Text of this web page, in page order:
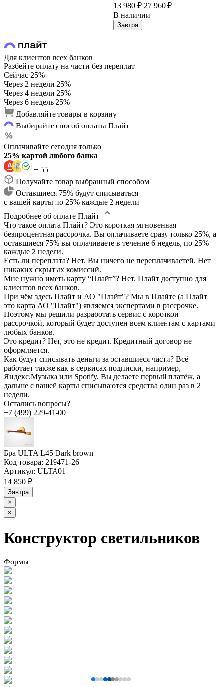
13 980 ₽ 27 960 ₽
В наличии
Завтра
Для клиентов всех банков
Разбейте оплату на части без переплат
Сейчас 25%
Через 2 недели 25%
Через 4 недели 25%
Через 6 недель 25%
Добавляйте товары в корзину
Выбирайте способ оплаты Плайт
Оплачивайте сегодня только
25% картой любого банка
+ 55
Получайте товар выбранный способом
Оставшиеся 75% будут списываться
с вашей карты по 25% каждые 2 недели
Подробнее об оплате Плайт
Что такое оплата Плайт? Это короткая мгновенная
безпроцентная рассрочка. Вы оплачиваете сразу только 25%, а
оставшиеся 75% вы оплачиваете в течение 6 недель, по 25%
каждые 2 недели.
Есть ли переплата? Нет. Вы ничего не переплачиваетей. Нет
никаких скрытых комиссий.
Мне нужно иметь карту “Плайт”? Нет. Плайт доступно для
клиентов всех банков.
При чём здесь Плайт и АО "Плайт"? Мы в Плайте (а Плайт
это карта АО "Плайт") являемся экспертами в рассрочке.
Поэтому мы решили разработать сервис с короткой
рассрочкой, который будет доступен всем клиентам с картами
любых банков.
Это кредит? Нет, это не кредит. Кредитный договор не
оформляется.
Как будут списывать деньги за оставшиеся части? Всё
работает также как в сервисах подписки, например,
Яндекс.Музыка или Spotify. Вы делаете первый платёж, а
дальше с вашей карты списываются средства один раз в 2
недели.
Остались вопросы?
+7 (499) 229-41-00
Бра ULTA L45 Dark brown
Код товара: 219471-26
Артикул: ULTA01
14 850 ₽
Завтра
×
×
Конструктор светильников
Формы